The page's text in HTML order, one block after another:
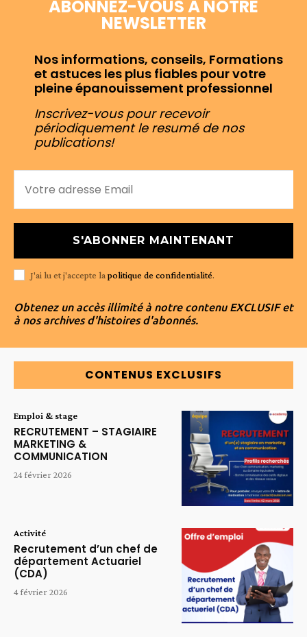
ABONNEZ-VOUS À NOTRE
NEWSLETTER
Nos informations, conseils, Formations
et astuces les plus fiables pour votre
pleine épanouissement professionnel
Inscrivez-vous pour recevoir
périodiquement le resumé de nos
publications!
S'ABONNER MAINTENANT
J'ai lu et j'accepte lapolitique de confidentialité.
Obtenez un accès illimité à notre contenu EXCLUSIF et
à nos archives d'histoires d'abonnés.
CONTENUS EXCLUSIFS
Emploi & stage
RECRUTEMENT – STAGIAIRE
MARKETING &
COMMUNICATION
24 février 2026
Activité
Recrutement d’un chef de
département Actuariel
(CDA)
4 février 2026